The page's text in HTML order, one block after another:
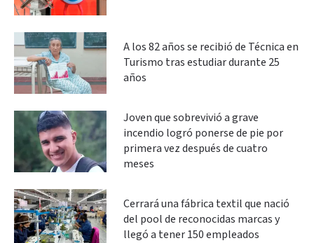
A los 82 años se recibió de Técnica en
Turismo tras estudiar durante 25
años
Joven que sobrevivió a grave
incendio logró ponerse de pie por
primera vez después de cuatro
meses
Cerrará una fábrica textil que nació
del pool de reconocidas marcas y
llegó a tener 150 empleados